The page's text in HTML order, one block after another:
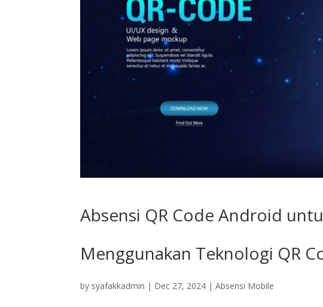
Absensi QR Code Android
Menggunakan Teknologi QR
by syafakkadmin | Dec 27, 2024 |Absensi Mobile